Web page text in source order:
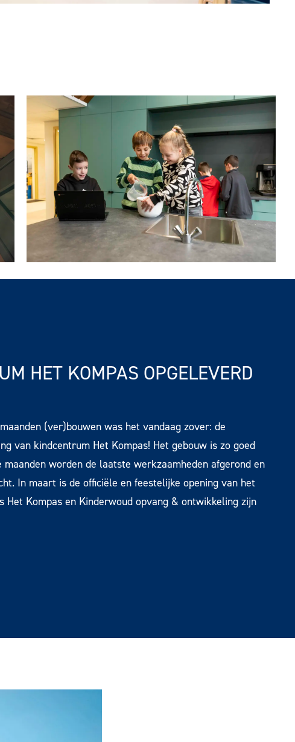
HET KOMPAS OPGELEVERD
(ver)bouwen was het vandaag zover: de
van kindcentrum Het Kompas! Het gebouw is zo goed
maanden worden de laatste werkzaamheden afgerond en
In maart is de officiële en feestelijke opening van het
Het Kompas en Kinderwoud opvang & ontwikkeling zijn